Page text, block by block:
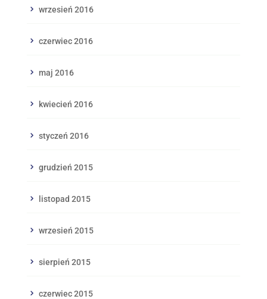
wrzesień 2016
czerwiec 2016
maj 2016
kwiecień 2016
styczeń 2016
grudzień 2015
listopad 2015
wrzesień 2015
sierpień 2015
czerwiec 2015